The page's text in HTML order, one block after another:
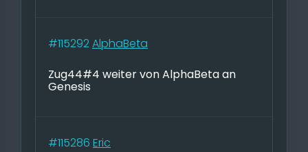
#115292AlphaBeta
Zug44#4 weiter von AlphaBeta an
Genesis
#115286 Eric